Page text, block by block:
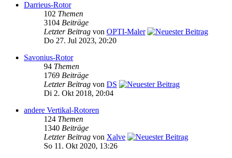
Darrieus-Rotor
102 Themen
3104 Beiträge
Letzter Beitrag von OPTI-Maler
Do 27. Jul 2023, 20:20
Savonius-Rotor
94 Themen
1769 Beiträge
Letzter Beitrag von DS
Di 2. Okt 2018, 20:04
andere Vertikal-Rotoren
124 Themen
1340 Beiträge
Letzter Beitrag von Xalve
So 11. Okt 2020, 13:26